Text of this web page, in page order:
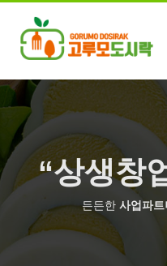
“상생창
든든한사업파트